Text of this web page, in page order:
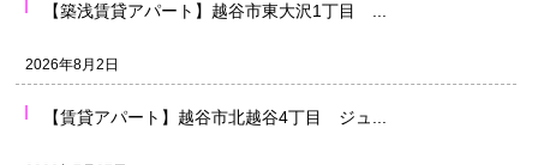
【築浅賃貸アパート】越谷市東大沢1丁目 ...
2026年8月2日
【賃貸アパート】越谷市北越谷4丁目 ジュ...